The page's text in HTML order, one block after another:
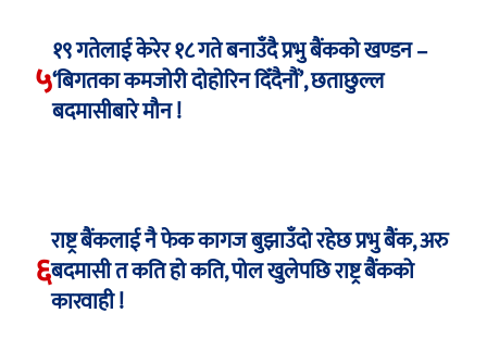
५
१९ गतेलाई केरेर १८ गते बनाउँदै प्रभु बैंकको खण्डन –
‘बिगतका कमजोरी दोहोरिन दिँदैनौं’, छताछुल्ल
बदमासीबारे मौन !
६
राष्ट्र बैंकलाई नै फेक कागज बुझाउँदो रहेछ प्रभु बैंक, अरु
बदमासी त कति हो कति, पोल खुलेपछि राष्ट्र बैंकको
कारवाही !